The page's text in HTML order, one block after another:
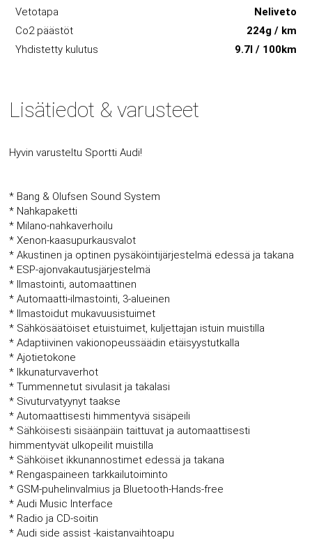
Vetotapa
Neliveto
Co2 päästöt
224g / km
Yhdistetty kulutus
9.7l / 100km
Lisätiedot & varusteet
Hyvin varusteltu Sportti Audi!
* Bang & Olufsen Sound System
* Nahkapaketti
* Milano-nahkaverhoilu
* Xenon-kaasupurkausvalot
* Akustinen ja optinen pysäköintijärjestelmä edessä ja takana
* ESP-ajonvakautusjärjestelmä
* Ilmastointi, automaattinen
* Automaatti-ilmastointi, 3-alueinen
* Ilmastoidut mukavuusistuimet
* Sähkösäätöiset etuistuimet, kuljettajan istuin muistilla
* Adaptiivinen vakionopeussäädin etäisyystutkalla
* Ajotietokone
* Ikkunaturvaverhot
* Tummennetut sivulasit ja takalasi
* Sivuturvatyynyt taakse
* Automaattisesti himmentyvä sisäpeili
* Sähköisesti sisäänpäin taittuvat ja automaattisesti
himmentyvät ulkopeilit muistilla
* Sähköiset ikkunannostimet edessä ja takana
* Rengaspaineen tarkkailutoiminto
* GSM-puhelinvalmius ja Bluetooth-Hands-free
* Audi Music Interface
* Radio ja CD-soitin
* Audi side assist -kaistanvaihtoapu